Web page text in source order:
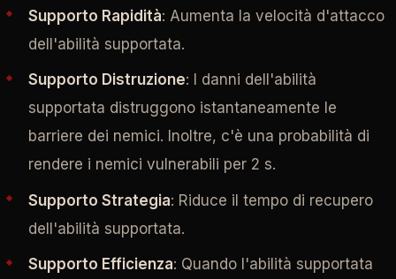
Supporto Rapidità: Aumenta la velocità d'attacco
dell'abilità supportata.
Supporto Distruzione: I danni dell'abilità
supportata distruggono istantaneamente le
barriere dei nemici. Inoltre, c'è una probabilità di
rendere i nemici vulnerabili per 2 s.
Supporto Strategia: Riduce il tempo di recupero
dell'abilità supportata.
Supporto Efficienza: Quando l'abilità supportata